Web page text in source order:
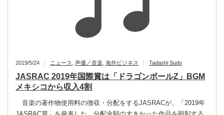
2019/5/24 ニュース 声優／音楽 海外ビジネス Tadashi Sudo
JASRAC 2019年国際賞は「ドラゴンボールZ」BGM
メキシコから収入4割
音楽の著作物使用料の徴収・分配をするJASRACが、「2019年